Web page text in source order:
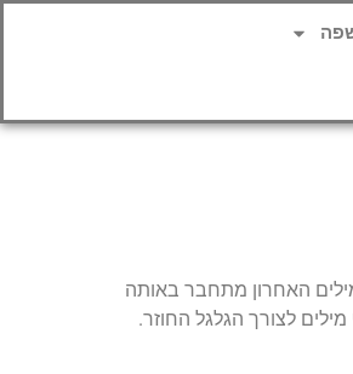
האחרון מתחבר באותה
לצורך הגלגל החוזר.